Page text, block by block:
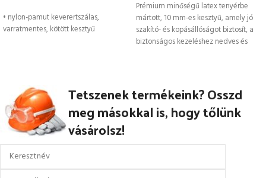
• nylon-pamut keverertszálas,
varratmentes, kötött kesztyű
Prémium minőségű latex tenyérbe
mártott, 10 mm-es kesztyű, amely jó
szakító- és kopásállóságot biztosít, a
biztonságos kezeléshez nedves és
Tetszenek termékeink? Osszd
meg másokkal is, hogy tőlünk
vásárolsz!